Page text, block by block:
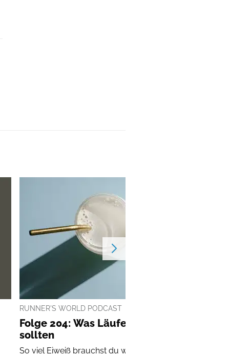
RUNNER'S WORLD PODCAST
Folge 204: Was Läufer über Proteine
sollten
So viel Eiweiß brauchst du wirklich in deiner Läufer-